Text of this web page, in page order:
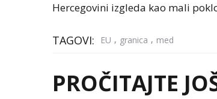
Hercegovini izgleda kao mali
TAGOVI: EU , granica , med
PROČITAJTE